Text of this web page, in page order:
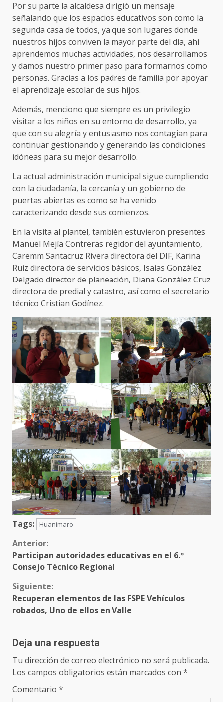
Por su parte la alcaldesa dirigió un mensaje
señalando que los espacios educativos son como la
segunda casa de todos, ya que son lugares donde
nuestros hijos conviven la mayor parte del día, ahí
aprendemos muchas actividades, nos desarrollamos
y damos nuestro primer paso para formarnos como
personas. Gracias a los padres de familia por apoyar
el aprendizaje escolar de sus hijos.
Además, menciono que siempre es un privilegio
visitar a los niños en su entorno de desarrollo, ya
que con su alegría y entusiasmo nos contagian para
continuar gestionando y generando las condiciones
idóneas para su mejor desarrollo.
La actual administración municipal sigue cumpliendo
con la ciudadanía, la cercanía y un gobierno de
puertas abiertas es como se ha venido
caracterizando desde sus comienzos.
En la visita al plantel, también estuvieron presentes
Manuel Mejía Contreras regidor del ayuntamiento,
Caremm Santacruz Rivera directora del DIF, Karina
Ruiz directora de servicios básicos, Isaías González
Delgado director de planeación, Diana González Cruz
directora de predial y catastro, así como el secretario
técnico Cristian Godínez.
Tags: Huanimaro
Sigue
leyendo
Anterior:
Participan autoridades educativas en el 6.º
Consejo Técnico Regional
Siguiente:
Recuperan elementos de las FSPE Vehículos
robados, Uno de ellos en Valle
Deja una respuesta
Tu dirección de correo electrónico no será publicada.
Los campos obligatorios están marcados con *
Comentario *